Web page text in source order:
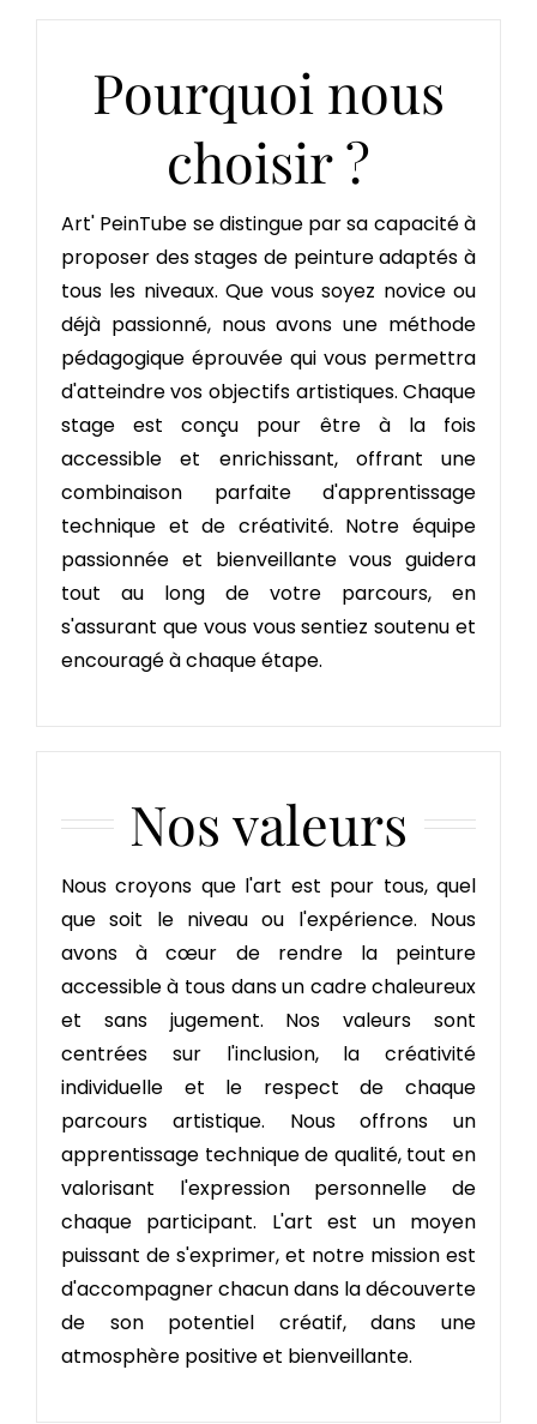
Pourquoi nous
choisir ?
Art' PeinTube se distingue par sa capacité à
proposer des stages de peinture adaptés à
tous les niveaux. Que vous soyez novice ou
déjà passionné, nous avons une méthode
pédagogique éprouvée qui vous permettra
d'atteindre vos objectifs artistiques. Chaque
stage est conçu pour être à la fois
accessible et enrichissant, offrant une
combinaison parfaite d'apprentissage
technique et de créativité. Notre équipe
passionnée et bienveillante vous guidera
tout au long de votre parcours, en
s'assurant que vous vous sentiez soutenu et
encouragé à chaque étape.
Nos valeurs
Nous croyons que l'art est pour tous, quel
que soit le niveau ou l'expérience. Nous
avons à cœur de rendre la peinture
accessible à tous dans un cadre chaleureux
et sans jugement. Nos valeurs sont
centrées sur l'inclusion, la créativité
individuelle et le respect de chaque
parcours artistique. Nous offrons un
apprentissage technique de qualité, tout en
valorisant l'expression personnelle de
chaque participant. L'art est un moyen
puissant de s'exprimer, et notre mission est
d'accompagner chacun dans la découverte
de son potentiel créatif, dans une
atmosphère positive et bienveillante.